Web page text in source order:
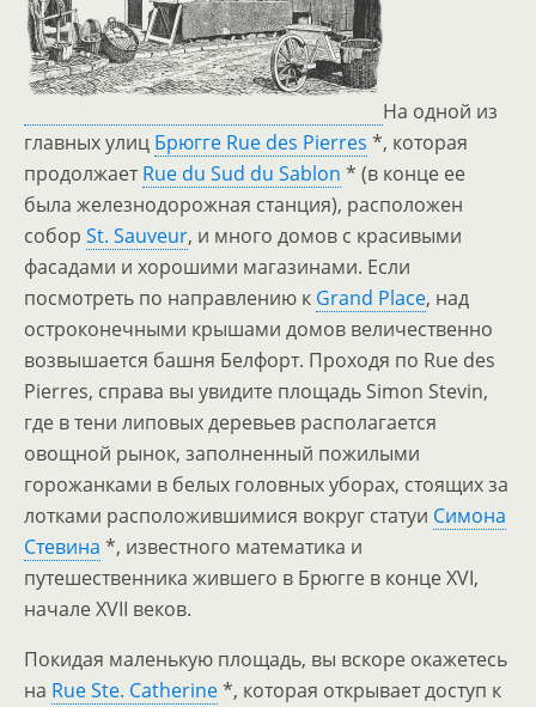
На одной из
главных улиц Брюгге Rue des Pierres *, которая
продолжаетRue du Sud du Sablon * (в конце ее
была железнодорожная станция), расположен
собор St. Sauveur, и много домов с красивыми
фасадами и хорошими магазинами. Если
посмотреть по направлению к Grand Place, над
остроконечными крышами домов величественно
возвышается башня Белфорт. Проходя по Rue des
Pierres, справа вы увидите площадь Simon Stevin,
где в тени липовых деревьев располагается
овощной рынок, заполненный пожилыми
горожанками в белых головных уборах, стоящих за
лотками расположившимися вокруг статуи Симона
Стевина *, известного математика и
путешественника жившего в Брюгге в конце XVI,
начале XVII веков.
Покидая маленькую площадь, вы вскоре окажетесь
на Rue Ste. Catherine*, которая открывает доступ к